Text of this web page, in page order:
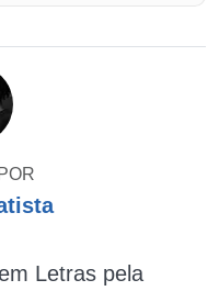
Letras pela